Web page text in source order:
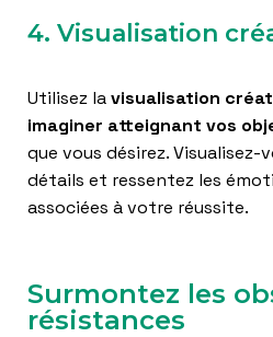
4. Visualisation
Utilisez lavisualisation
imaginer atteignant vos
que vous désirez. Visualisez-
détails et ressentez les
associées à votre réussite.
Surmontez les
résistances